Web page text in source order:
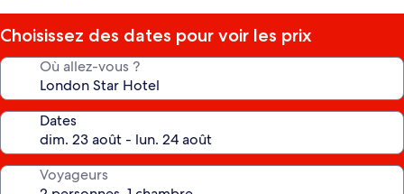
Choisissez des dates pour voir les prix
Où allez-vous ?
Dates
Voyageurs